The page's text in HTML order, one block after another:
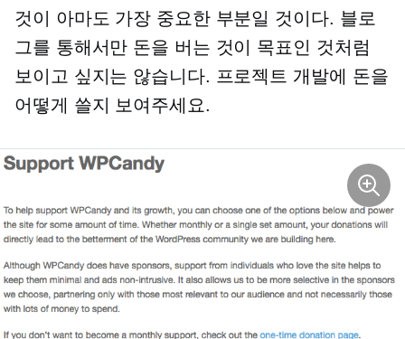
것이 아마도 가장 중요한 부분일 것이다. 블로
그를 통해서만 돈을 버는 것이 목표인 것처럼
보이고 싶지는 않습니다. 프로젝트 개발에 돈을
어떻게 쓸지 보여주세요.